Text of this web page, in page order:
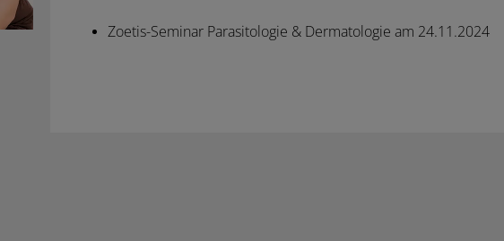
Zoetis-Seminar Parasitologie & Dermatologie am 24.11.2024